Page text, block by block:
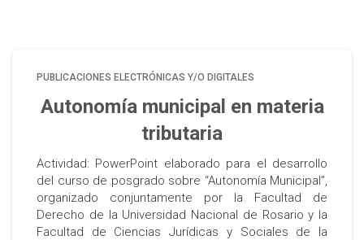
PUBLICACIONES ELECTRÓNICAS Y/O DIGITALES
Autonomía municipal en materia
tributaria
Actividad: PowerPoint elaborado para el desarrollo
del curso de posgrado sobre “Autonomía Municipal”,
organizado conjuntamente por la Facultad de
Derecho de la Universidad Nacional de Rosario y la
Facultad de Ciencias Jurídicas y Sociales de la